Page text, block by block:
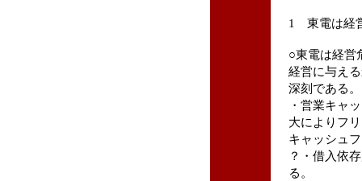
1 東電は経
○東電は経営
経営に与え
深刻である。
・営業キャ
大によりフ
キャッシュ
？・借入依
る。